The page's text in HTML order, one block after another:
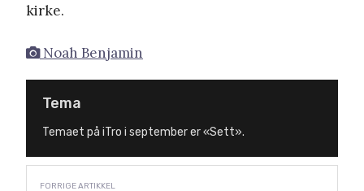
kirke.
Noah Benjamin
Tema
Temaet på iTro i september er «Sett».